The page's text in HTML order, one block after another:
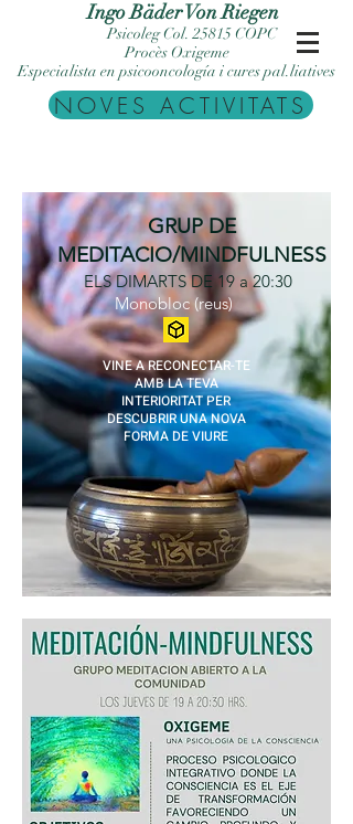
Ingo Bäder Von Riegen
Psicoleg Col. 25815 COPC
Procès Oxigeme
Especialista en psicooncología i cures pal.liatives
NOVES ACTIVITATS
GRUP DE
MEDITACIO/MINDFULNESS
VINE A RECONECTAR-TE
AMB LA TEVA
INTERIORITAT PER
DESCUBRIR UNA NOVA
FORMA DE VIURE
ELS DIMARTS DE 19 a 20:30
Monobloc (reus)